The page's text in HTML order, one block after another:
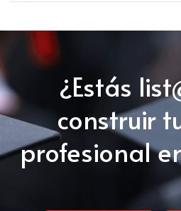
¿Estás
construir
profesional